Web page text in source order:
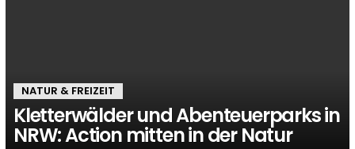
NATUR & FREIZEIT
Kletterwälder und Abenteuerparks in
NRW: Action mitten in der Natur